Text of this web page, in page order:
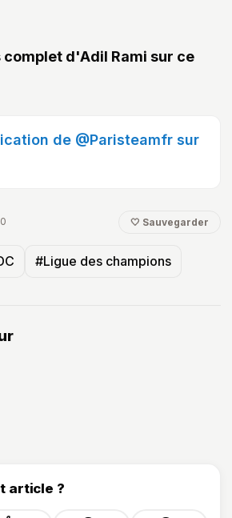
d'Adil Rami sur ce
de @Paristeamfr sur
🤍 Sauvegarder
#Ligue des champions
article ?